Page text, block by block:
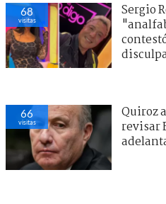
68
visitas
Sergio
66
visitas
Quiroz
revisar